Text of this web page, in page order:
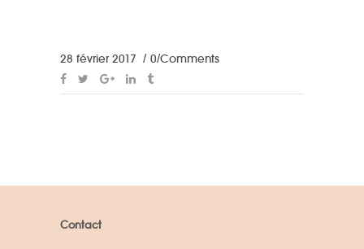
28 février 2017 0 Comments
Contact